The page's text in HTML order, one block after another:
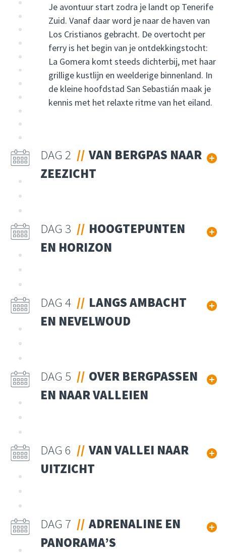
Je avontuur start zodra je landt op Tenerife
Zuid. Vanaf daar word je naar de haven van
Los Cristianos gebracht. De overtocht per
ferry is het begin van je ontdekkingstocht:
La Gomera komt steeds dichterbij, met haar
grillige kustlijn en weelderige binnenland. In
de kleine hoofdstad San Sebastián maak je
kennis met het relaxte ritme van het eiland.
DAG 2
VAN BERGPAS NAAR
ZEEZICHT
DAG 3
HOOGTEPUNTEN
EN HORIZON
DAG 4
LANGS AMBACHT
EN NEVELWOUD
DAG 5
OVER BERGPASSEN
EN NAAR VALLEIEN
DAG 6
VAN VALLEI NAAR
UITZICHT
DAG 7
ADRENALINE EN
PANORAMA’S